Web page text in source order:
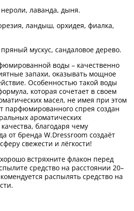
нероли, лаванда, дыня.
ландыш, орхидея, фиалка,
мускус, сандаловое дерево.
воды – качественно
запахи, оказывать мощное
Особенностью такой воды
которая сочетает в своем
масел, не имея при этом
парфюмированного спрея создан
ароматических
благодаря чему
от бренда W.Dressroom создаёт
свежести и лёгкости!
хорошо встряхните флакон перед
средство на расстоянии 20–
распылять средство на